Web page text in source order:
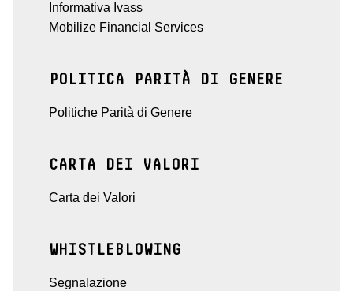
Informativa Ivass
Mobilize Financial Services
POLITICA PARITÀ DI GENERE
Politiche Parità di Genere
CARTA DEI VALORI
Carta dei Valori
WHISTLEBLOWING
Segnalazione